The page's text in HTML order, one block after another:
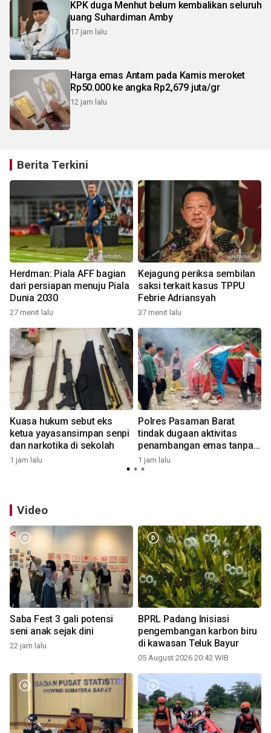
KPK duga Menhut belum kembalikan seluruh
uang Suhardiman Amby
17 jam lalu
Harga emas Antam pada Kamis meroket
Rp50.000 ke angka Rp2,679 juta/gr
12 jam lalu
Berita Terkini
Herdman: Piala AFF bagian
dari persiapan menuju Piala
Dunia 2030
27 menit lalu
Kejagung periksa sembilan
saksi terkait kasus TPPU
Febrie Adriansyah
37 menit lalu
Kuasa hukum sebut eks
ketua yayasansimpan senpi
dan narkotika di sekolah
1 jam lalu
Polres Pasaman Barat
tindak dugaan aktivitas
penambangan emas tanpa
izin
1 jam lalu
Video
Saba Fest 3 gali potensi
seni anak sejak dini
22 jam lalu
BPRL Padang Inisiasi
pengembangan karbon biru
di kawasan Teluk Bayur
05 August 2026 20:42 WIB